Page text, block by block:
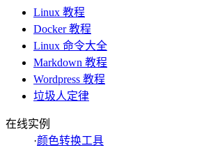
Linux 教程
Docker 教程
Linux 命令大全
Markdown 教程
Wordpress 教程
垃圾人定律
在线实例
·颜色转换工具